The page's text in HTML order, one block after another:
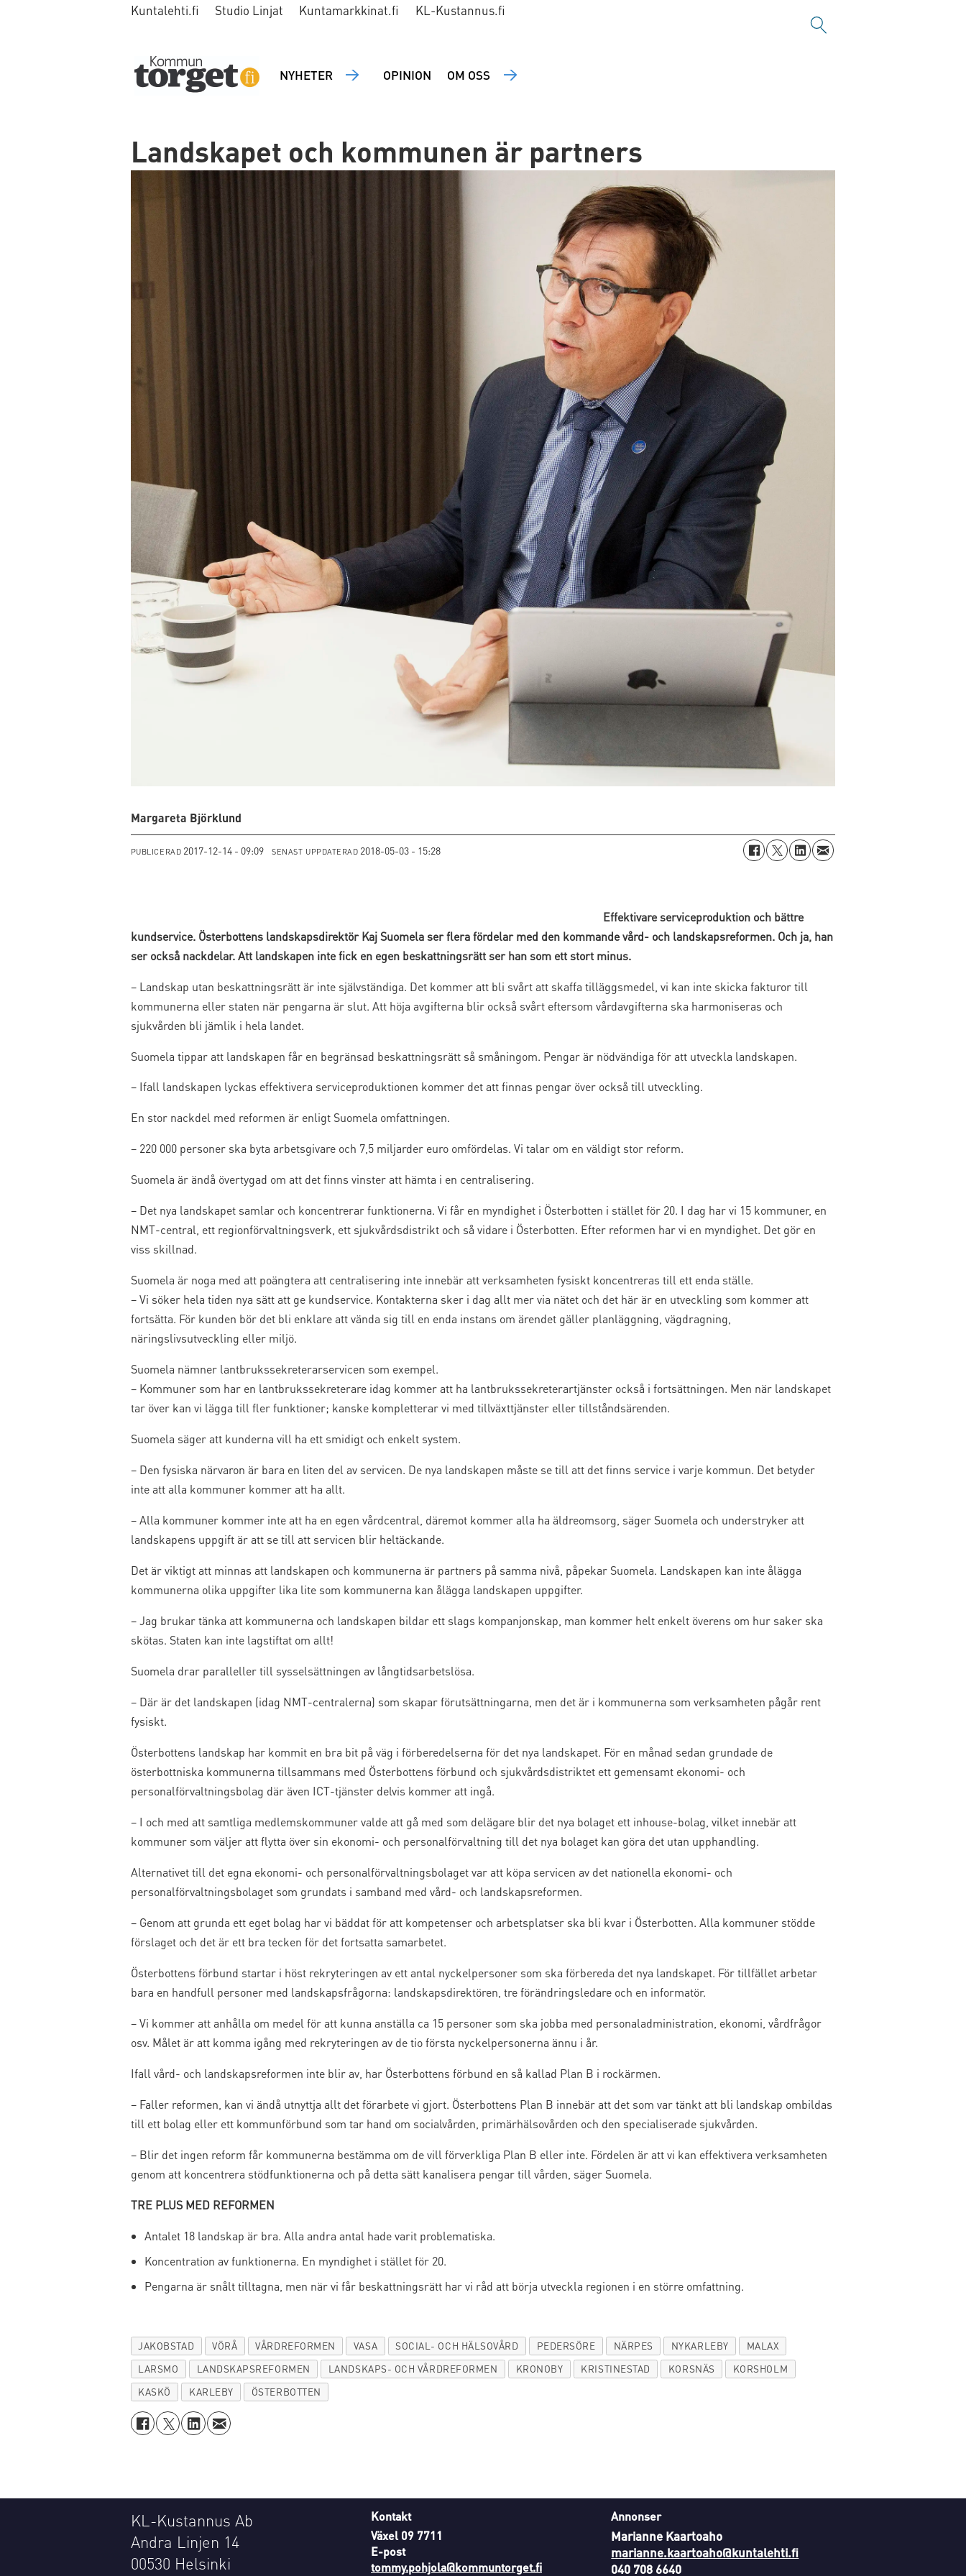
Kuntalehti.fi Studio Linjat Kuntamarkkinat.fi KL-Kustannus.fi
NYHETER OPINION OM OSS
Landskapet och kommunen är partners
Margareta Björklund
PUBLICERAD 2017-12-14 - 09:09 SENAST UPPDATERAD 2018-05-03 - 15:28
Effektivare serviceproduktion och bättre
kundservice. Österbottens landskapsdirektör Kaj Suomela ser flera fördelar med den kommande vård- och landskapsreformen. Och ja, han
ser också nackdelar. Att landskapen inte fick en egen beskattningsrätt ser han som ett stort minus.
– Landskap utan beskattningsrätt är inte självständiga. Det kommer att bli svårt att skaffa tilläggsmedel, vi kan inte skicka fakturor till
kommunerna eller staten när pengarna är slut. Att höja avgifterna blir också svårt eftersom vårdavgifterna ska harmoniseras och
sjukvården bli jämlik i hela landet.
Suomela tippar att landskapen får en begränsad beskattningsrätt så småningom. Pengar är nödvändiga för att utveckla landskapen.
– Ifall landskapen lyckas effektivera serviceproduktionen kommer det att finnas pengar över också till utveckling.
En stor nackdel med reformen är enligt Suomela omfattningen.
– 220 000 personer ska byta arbetsgivare och 7,5 miljarder euro omfördelas. Vi talar om en väldigt stor reform.
Suomela är ändå övertygad om att det finns vinster att hämta i en centralisering.
– Det nya landskapet samlar och koncentrerar funktionerna. Vi får en myndighet i Österbotten i stället för 20. I dag har vi 15 kommuner, en
NMT-central, ett regionförvaltningsverk, ett sjukvårdsdistrikt och så vidare i Österbotten. Efter reformen har vi en myndighet. Det gör en
viss skillnad.
Suomela är noga med att poängtera att centralisering inte innebär att verksamheten fysiskt koncentreras till ett enda ställe.
– Vi söker hela tiden nya sätt att ge kundservice. Kontakterna sker i dag allt mer via nätet och det här är en utveckling som kommer att
fortsätta. För kunden bör det bli enklare att vända sig till en enda instans om ärendet gäller planläggning, vägdragning,
näringslivsutveckling eller miljö.
Suomela nämner lantbrukssekreterarservicen som exempel.
– Kommuner som har en lantbrukssekreterare idag kommer att ha lantbrukssekreterartjänster också i fortsättningen. Men när landskapet
tar över kan vi lägga till fler funktioner; kanske kompletterar vi med tillväxttjänster eller tillståndsärenden.
Suomela säger att kunderna vill ha ett smidigt och enkelt system.
– Den fysiska närvaron är bara en liten del av servicen. De nya landskapen måste se till att det finns service i varje kommun. Det betyder
inte att alla kommuner kommer att ha allt.
– Alla kommuner kommer inte att ha en egen vårdcentral, däremot kommer alla ha äldreomsorg, säger Suomela och understryker att
landskapens uppgift är att se till att servicen blir heltäckande.
Det är viktigt att minnas att landskapen och kommunerna är partners på samma nivå, påpekar Suomela. Landskapen kan inte ålägga
kommunerna olika uppgifter lika lite som kommunerna kan ålägga landskapen uppgifter.
– Jag brukar tänka att kommunerna och landskapen bildar ett slags kompanjonskap, man kommer helt enkelt överens om hur saker ska
skötas. Staten kan inte lagstiftat om allt!
Suomela drar paralleller till sysselsättningen av långtidsarbetslösa.
– Där är det landskapen (idag NMT-centralerna) som skapar förutsättningarna, men det är i kommunerna som verksamheten pågår rent
fysiskt.
Österbottens landskap har kommit en bra bit på väg i förberedelserna för det nya landskapet. För en månad sedan grundade de
österbottniska kommunerna tillsammans med Österbottens förbund och sjukvårdsdistriktet ett gemensamt ekonomi- och
personalförvaltningsbolag där även ICT-tjänster delvis kommer att ingå.
– I och med att samtliga medlemskommuner valde att gå med som delägare blir det nya bolaget ett inhouse-bolag, vilket innebär att
kommuner som väljer att flytta över sin ekonomi- och personalförvaltning till det nya bolaget kan göra det utan upphandling.
Alternativet till det egna ekonomi- och personalförvaltningsbolaget var att köpa servicen av det nationella ekonomi- och
personalförvaltningsbolaget som grundats i samband med vård- och landskapsreformen.
– Genom att grunda ett eget bolag har vi bäddat för att kompetenser och arbetsplatser ska bli kvar i Österbotten. Alla kommuner stödde
förslaget och det är ett bra tecken för det fortsatta samarbetet.
Österbottens förbund startar i höst rekryteringen av ett antal nyckelpersoner som ska förbereda det nya landskapet. För tillfället arbetar
bara en handfull personer med landskapsfrågorna: landskapsdirektören, tre förändringsledare och en informatör.
– Vi kommer att anhålla om medel för att kunna anställa ca 15 personer som ska jobba med personaladministration, ekonomi, vårdfrågor
osv. Målet är att komma igång med rekryteringen av de tio första nyckelpersonerna ännu i år.
Ifall vård- och landskapsreformen inte blir av, har Österbottens förbund en så kallad Plan B i rockärmen.
– Faller reformen, kan vi ändå utnyttja allt det förarbete vi gjort. Österbottens Plan B innebär att det som var tänkt att bli landskap ombildas
till ett bolag eller ett kommunförbund som tar hand om socialvården, primärhälsovården och den specialiserade sjukvården.
– Blir det ingen reform får kommunerna bestämma om de vill förverkliga Plan B eller inte. Fördelen är att vi kan effektivera verksamheten
genom att koncentrera stödfunktionerna och på detta sätt kanalisera pengar till vården, säger Suomela.
TRE PLUS MED REFORMEN
Antalet 18 landskap är bra. Alla andra antal hade varit problematiska.
Koncentration av funktionerna. En myndighet i stället för 20.
Pengarna är snålt tilltagna, men när vi får beskattningsrätt har vi råd att börja utveckla regionen i en större omfattning.
JAKOBSTAD VÖRÅ VÅRDREFORMEN VASA SOCIAL- OCH HÄLSOVÅRD PEDERSÖRE NÄRPES NYKARLEBY
MALAX
LARSMO
LANDSKAPSREFORMEN LANDSKAPS- OCH VÅRDREFORMEN KRONOBY KRISTINESTAD KORSNÄS
KORSHOLM
KASKÖ
KARLEBY ÖSTERBOTTEN
KL-Kustannus Ab
Andra Linjen 14
00530 Helsinki
Kontakt
Växel 09 7711
E-post
tommy.pohjola@kommuntorget.fi
Annonser
Marianne Kaartoaho
marianne.kaartoaho@kuntalehti.fi
040 708 6640